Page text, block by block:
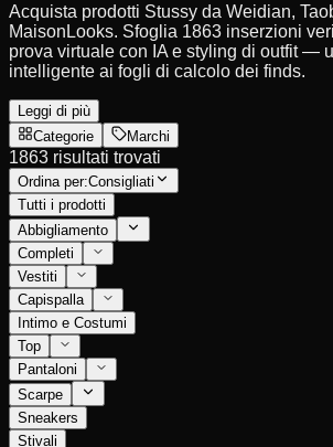
Acquista prodotti Stussy da Weidian,
MaisonLooks. Sfoglia 1863 inserzioni
prova virtuale con IA e styling di outfit —
intelligente ai fogli di calcolo dei finds.
Leggi di più
Categorie
Marchi
1863 risultati trovati
Ordina per:Consigliati
Tutti i prodotti
Abbigliamento
Completi
Vestiti
Capispalla
Intimo e Costumi
Top
Pantaloni
Scarpe
Sneakers
Stivali